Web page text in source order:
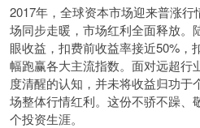
2017年，全球资本市场迎来普涨
场同步走暖，市场红利全面释放。
眼收益，扣费前收益率接近50%
幅跑赢各大主流指数。面对远超行
度清醒的认知，并未将收益归功于
场整体行情红利。这份不骄不躁、
个投资生涯。